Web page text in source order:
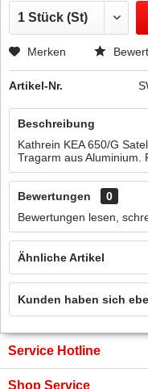
Merken
Artikel-Nr.
Beschreibung
Kathrein KEA 650/G
Tragarm aus Aluminium.
Bewertungen
0
Bewertungen lesen,
Ähnliche Artikel
Kunden haben sich
Service Hotline
Shop Service